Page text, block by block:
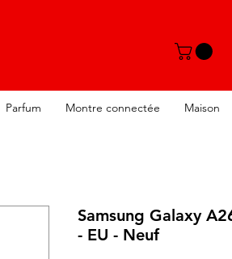
Parfum Montre connectée Maison
Samsung Galaxy
- EU - Neuf